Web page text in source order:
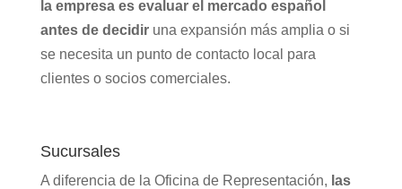
la empresa es evaluar el mercado español
antes de decidir una expansión más amplia o si
se necesita un punto de contacto local para
clientes o socios comerciales.
Sucursales
A diferencia de la Oficina de Representación, las